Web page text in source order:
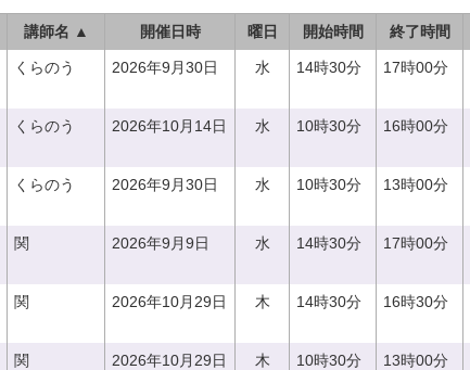
講師名 ▲ 開催日時 曜日 開始時間 終了時間
くらのう 2026年9月30日 水 14時30分 17時00分
くらのう 2026年10月14日 水 10時30分 16時00分
くらのう 2026年9月30日 水 10時30分 13時00分
関 2026年9月9日 水 14時30分 17時00分
関 2026年10月29日 木 14時30分 16時30分
関 2026年10月29日 木 10時30分 13時00分